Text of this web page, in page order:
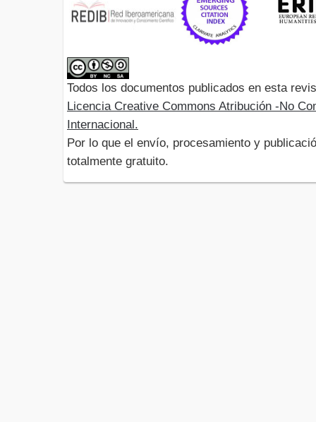
Todos los documentos publicados en esta
Licencia Creative Commons Atribución -No
Internacional.
Por lo que el envío, procesamiento y
totalmente gratuito.